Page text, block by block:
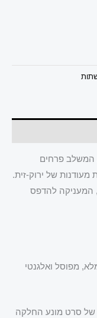
המשלב פרחים
מעודנות של ירוק-זית.
המעניקה להדפס
מפוסל ואלגנטי
של סרט מונע החלקה